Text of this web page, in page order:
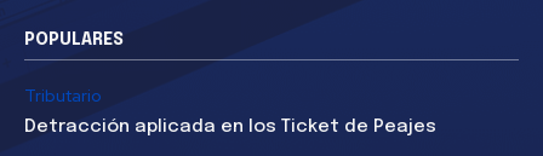
POPULARES
Tributario
Detracción aplicada en los Ticket de Peajes